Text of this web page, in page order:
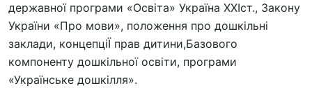
державної програми «Освіта» Україна ХХІст., Закону
України «Про мови», положення про дошкільні
заклади, концепціЇ прав дитини,Базового
компоненту дошкільної освіти, програми
«Українське дошкілля».